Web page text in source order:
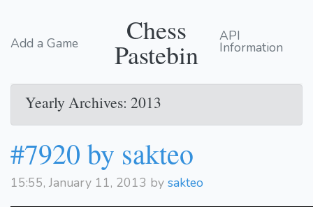
Add a Game Chess
Pastebin
API
Information
Yearly Archives: 2013
#7920 by sakteo
15:55, January 11, 2013 by sakteo